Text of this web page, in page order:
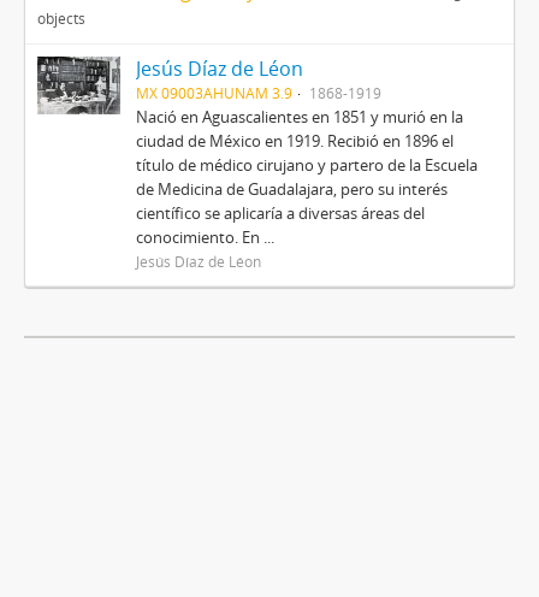
objects
Jesús Díaz de Léon
MX 09003AHUNAM 3.9 1868-1919
Nació en Aguascalientes en 1851 y murió en la
ciudad de México en 1919. Recibió en 1896 el
título de médico cirujano y partero de la Escuela
de Medicina de Guadalajara, pero su interés
científico se aplicaría a diversas áreas del
conocimiento. En ...
Jesús Díaz de Léon